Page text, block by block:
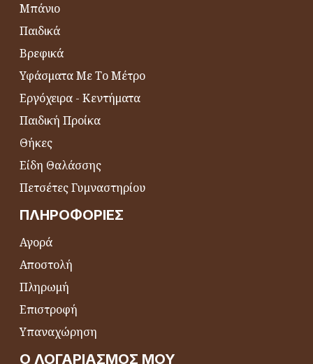
Μπάνιο
Παιδικά
Βρεφικά
Υφάσματα Με Το Μέτρο
Εργόχειρα - Κεντήματα
Παιδική Προίκα
Θήκες
Είδη Θαλάσσης
Πετσέτες Γυμναστηρίου
ΠΛΗΡΟΦΟΡΊΕΣ
Αγορά
Αποστολή
Πληρωμή
Επιστροφή
Υπαναχώρηση
Ο ΛΟΓΑΡΙΑΣΜΌΣ ΜΟΥ